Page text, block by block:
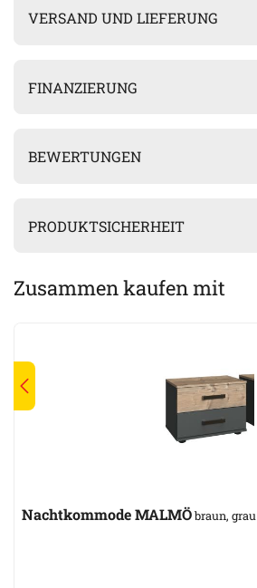
VERSAND UND LIEFERUNG
FINANZIERUNG
BEWERTUNGEN
PRODUKTSICHERHEIT
Zusammen kaufen mit
Nachtkommode MALMÖbraun, grau